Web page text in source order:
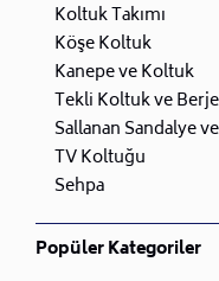
Koltuk Takımı
Köşe Koltuk
Kanepe ve Koltuk
Tekli Koltuk ve
Sallanan Sandalye
TV Koltuğu
Sehpa
Popüler Kategoriler